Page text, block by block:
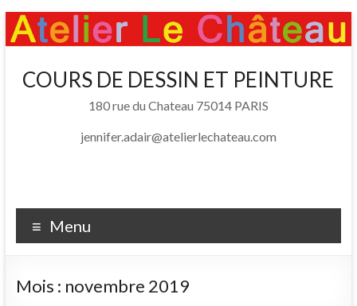
Skip
to
content
Atelier Le Chateau
Cours de dessin et peinture – Paris 14e – 75014
COURS DE DESSIN ET PEINTURE
180 rue du Chateau 75014 PARIS
jennifer.adair@atelierlechateau.com
Menu
Mois : novembre 2019